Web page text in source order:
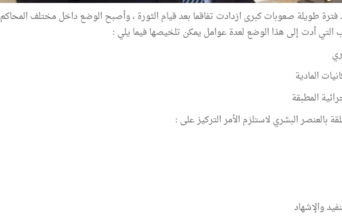
طويلة صعوبات كبرى ازدادت تفاقما بعد قيام الثورة ، وأصبح الوضع داخل مختلف المحاكم
التي أدت إلى هذا الوضع لعدة عوامل يمكن تلخيصها فيما يلي :
المادية
المطبقة
بالعنصر البشري لاستلزم الأمر التركيز على :
والإشهاد